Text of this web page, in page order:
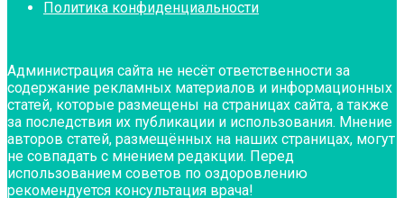
Политика конфиденциальности
Администрация сайта не несёт ответственности за
содержание рекламных материалов и информационных
статей, которые размещены на страницах сайта, а также
за последствия их публикации и использования. Мнение
авторов статей, размещённых на наших страницах, могут
не совпадать с мнением редакции. Перед
использованием советов по оздоровлению
рекомендуется консультация врача!